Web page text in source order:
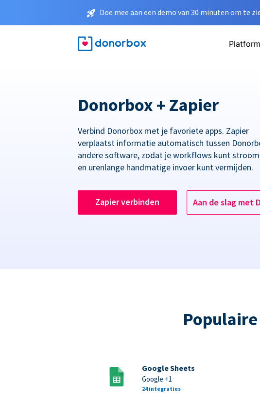
Doe mee aan een demo van 30 minuten om te
Platform
Donorbox + Zapier
Verbind Donorbox met je favoriete apps. Zapier
verplaatst informatie automatisch tussen
andere software, zodat je workflows kunt
en urenlange handmatige invoer kunt vermijden.
Zapier verbinden Aan de slag met
Google Sheets
Google +1
24 integraties